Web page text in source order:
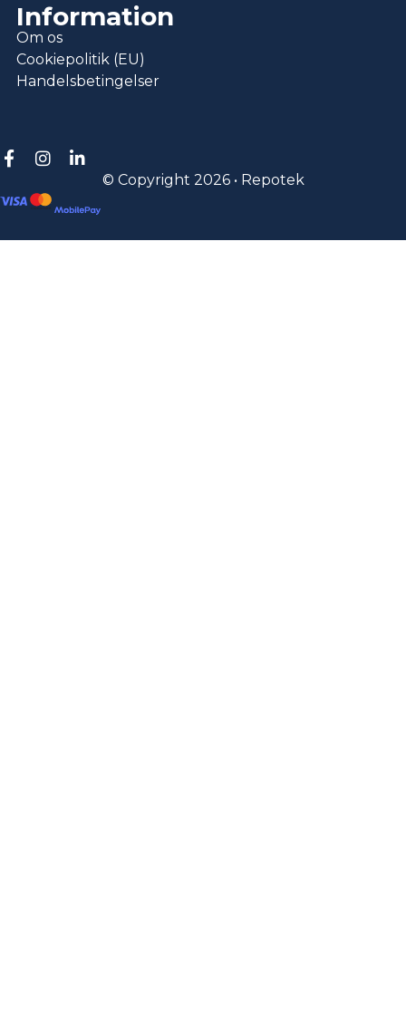
Information
Om os
Cookiepolitik (EU)
Handelsbetingelser
© Copyright 2026 • Repotek